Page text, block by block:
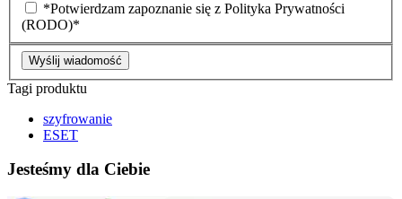
*Potwierdzam zapoznanie się z Polityka Prywatności
(RODO)*
Wyślij wiadomość
Tagi produktu
szyfrowanie
ESET
Jesteśmy dla Ciebie